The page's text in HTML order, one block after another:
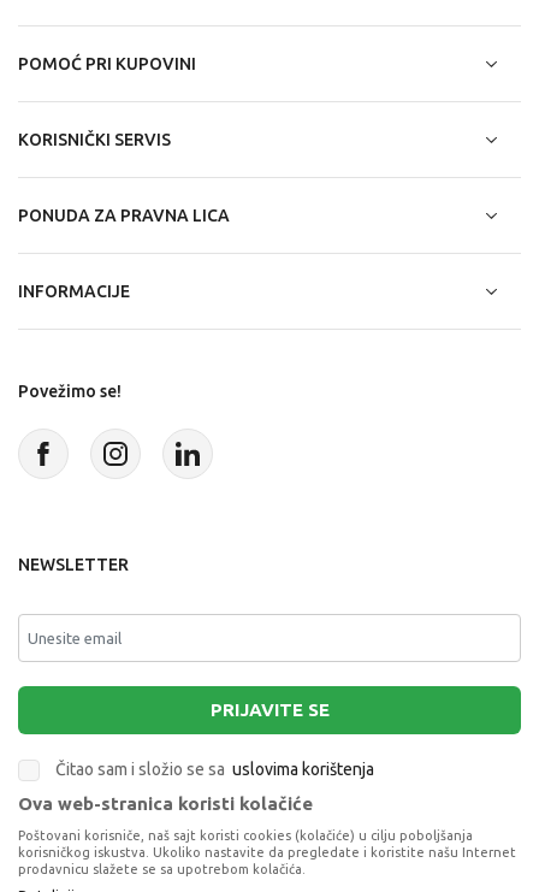
TO43095 GOO JIT ZU METEOR MADNESS S13
POMOĆ PRI KUPOVINI
KORISNIČKI SERVIS
PONUDA ZA PRAVNA LICA
INFORMACIJE
Povežimo se!
NEWSLETTER
PRIJAVITE SE
Čitao sam i složio se sa uslovima korištenja
Terms of Service
apply.
Ova web-stranica koristi kolačiće
Poštovani korisniče, naš sajt koristi cookies (kolačiće) u cilju poboljšanja
korisničkog iskustva. Ukoliko nastavite da pregledate i koristite našu Internet
prodavnicu slažete se sa upotrebom kolačića.